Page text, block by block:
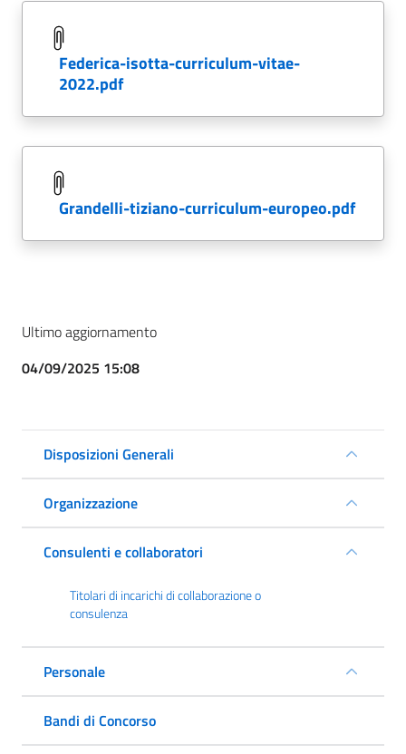
federica-isotta-curriculum-vitae-
2022.pdf
grandelli-tiziano-curriculum-europeo.pdf
Ultimo aggiornamento
04/09/2025 15:08
Disposizioni Generali
Organizzazione
Consulenti e collaboratori
Titolari di incarichi di collaborazione o
consulenza
Personale
Bandi di Concorso